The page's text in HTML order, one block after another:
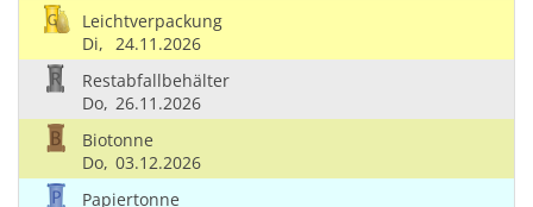
Leichtverpackung
Di, 24.11.2026
Restabfallbehälter
Do, 26.11.2026
Biotonne
Do, 03.12.2026
Papiertonne